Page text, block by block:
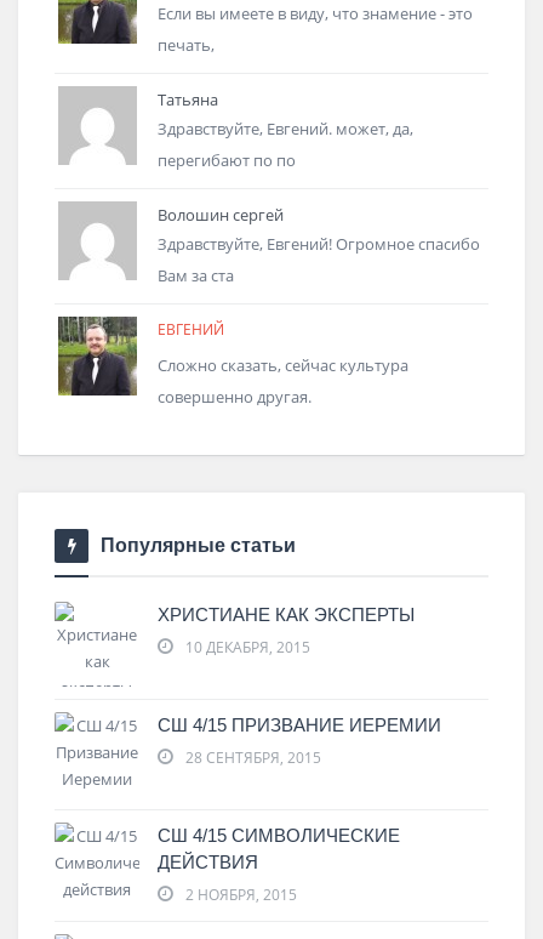
Если вы имеете в виду, что знамение - это
печать,
Татьяна
Здравствуйте, Евгений. может, да,
перегибают по по
Волошин сергей
Здравствуйте, Евгений! Огромное спасибо
Вам за ста
ЕВГЕНИЙ
Сложно сказать, сейчас культура
совершенно другая.
Популярные статьи
ХРИСТИАНЕ КАК ЭКСПЕРТЫ
10 ДЕКАБРЯ, 2015
СШ 4/15 ПРИЗВАНИЕ ИЕРЕМИИ
28 СЕНТЯБРЯ, 2015
СШ 4/15 СИМВОЛИЧЕСКИЕ
ДЕЙСТВИЯ
2 НОЯБРЯ, 2015